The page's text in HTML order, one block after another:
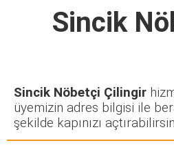
Sincik
Sincik Nöbetçi Çilingir
üyemizin adres bilgisi ile
şekilde kapınızı